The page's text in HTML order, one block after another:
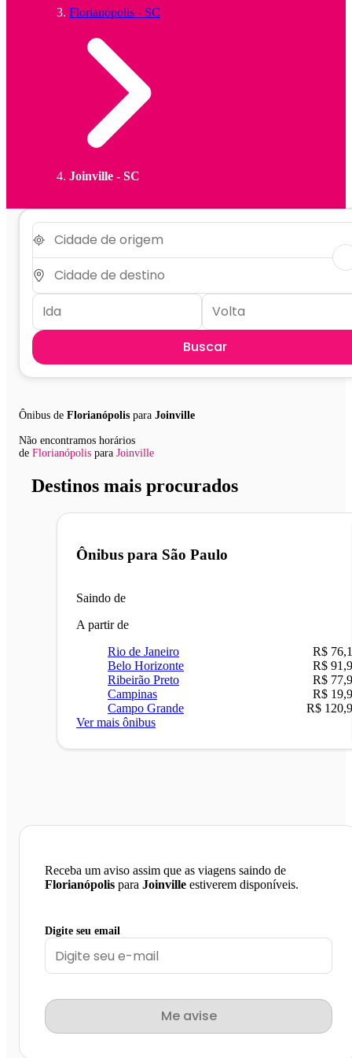
Florianópolis - SC
Joinville - SC
Buscar
Ônibus de Florianópolis para Joinville
Não encontramos horários
de Florianópolis para Joinville
Destinos mais procurados
Ônibus para São Paulo
Saindo de
A partir de
Rio de Janeiro
R$
Belo Horizonte
R$
Ribeirão Preto
R$
Campinas
R$
Campo Grande
R$
Ver mais ônibus
Receba um aviso assim que as viagens saindo de
Florianópolis para Joinville estiverem disponíveis.
Digite seu email
Me avise